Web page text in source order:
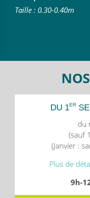
Taille : 0.30-0.40m
DU 1ER
du
(sauf
(Janvier :
Plus de
9h-